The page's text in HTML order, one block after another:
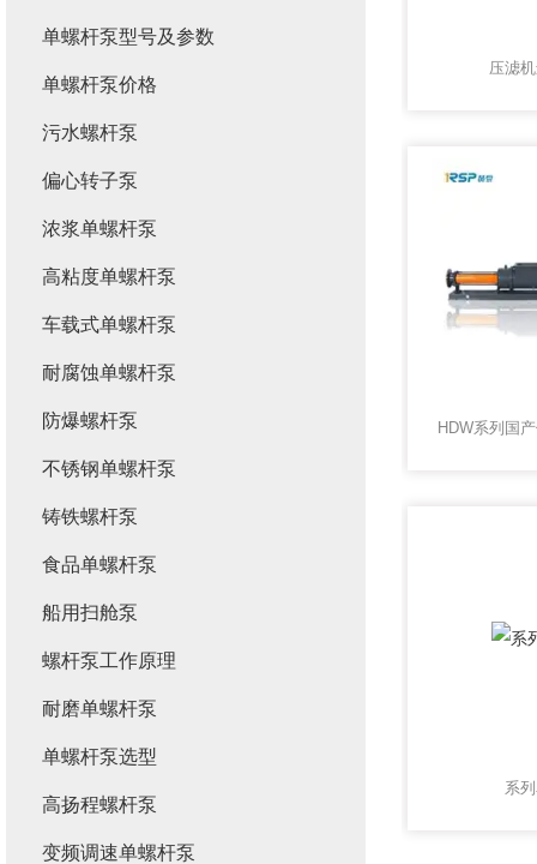
压滤
系
单螺杆泵型号及参数
单螺杆泵价格
污水螺杆泵
偏心转子泵
浓浆单螺杆泵
高粘度单螺杆泵
车载式单螺杆泵
耐腐蚀单螺杆泵
防爆螺杆泵
不锈钢单螺杆泵
铸铁螺杆泵
食品单螺杆泵
船用扫舱泵
螺杆泵工作原理
耐磨单螺杆泵
单螺杆泵选型
高扬程螺杆泵
变频调速单螺杆泵